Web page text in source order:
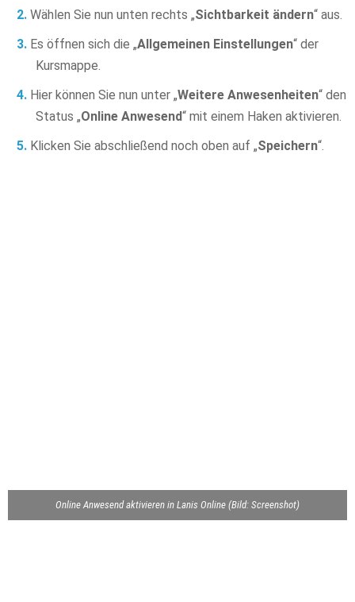
Wählen Sie nun unten rechts „Sichtbarkeit ändern“ aus.
Es öffnen sich die „Allgemeinen Einstellungen“ der
Kursmappe.
Hier können Sie nun unter „Weitere Anwesenheiten“ den
Status „Online Anwesend“ mit einem Haken aktivieren.
Klicken Sie abschließend noch oben auf „Speichern“.
Online Anwesend aktivieren in Lanis Online (Bild: Screenshot)